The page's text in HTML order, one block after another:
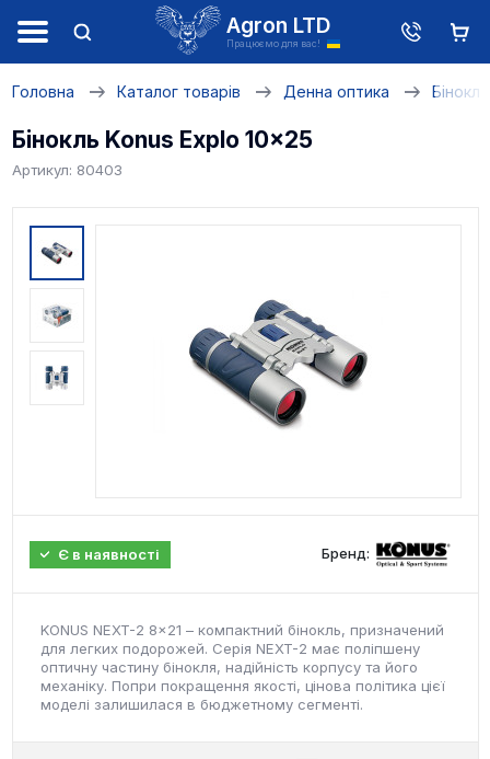
Agron LTD
Працюємо для вас!
Головна Каталог товарів Денна оптика Біноклі
Бінокль Konus Explo 10x25
Артикул: 80403
Є в наявності Бренд:
KONUS NEXT-2 8x21 – компактний бінокль, призначений
для легких подорожей. Серія NEXT-2 має поліпшену
оптичну частину бінокля, надійність корпусу та його
механіку. Попри покращення якості, цінова політика цієї
моделі залишилася в бюджетному сегменті.